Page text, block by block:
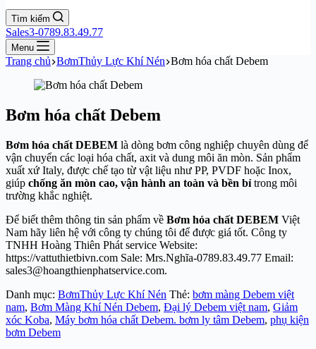
Tìm kiếm
Sales3-0789.83.49.77
Menu
Trang chủ BơmThủy Lực Khí Nén Bơm hóa chất Debem
Bơm hóa chất Debem
Bơm hóa chất DEBEM là dòng bơm công nghiệp chuyên dùng để
vận chuyển các loại hóa chất, axit và dung môi ăn mòn. Sản phẩm
xuất xứ Italy, được chế tạo từ vật liệu như PP, PVDF hoặc Inox,
giúp chống ăn mòn cao, vận hành an toàn và bền bỉ trong môi
trường khắc nghiệt.
Để biết thêm thông tin sản phẩm về Bơm hóa chất DEBEM Việt
Nam hãy liên hệ với công ty chúng tôi để được giá tốt. Công ty
TNHH Hoàng Thiên Phát service Website:
https://vattuthietbivn.com Sale: Mrs.Nghĩa-0789.83.49.77 Email:
sales3@hoangthienphatservice.com.
Danh mục: BơmThủy Lực Khí Nén Thẻ: bơm màng Debem việt
nam, Bơm Màng Khí Nén Debem, Đại lý Debem việt nam, Giảm
xóc Koba, Máy bơm hóa chất Debem. bơm ly tâm Debem, phụ kiện
bơm Debem